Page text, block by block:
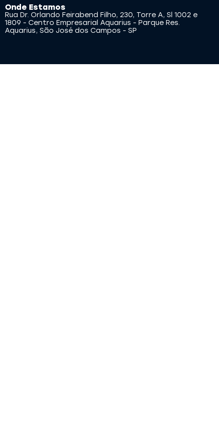
Onde Estamos
Rua Dr. Orlando Feirabend Filho, 230, Torre A, Sl 1002 e
1809 - Centro Empresarial Aquarius - Parque Res.
Aquarius, São José dos Campos - SP